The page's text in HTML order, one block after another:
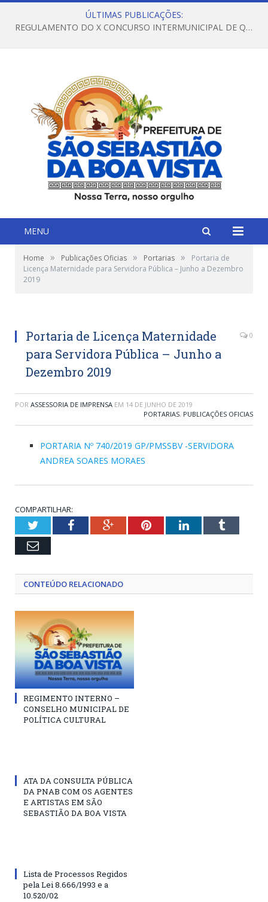
ÚLTIMAS PUBLICAÇÕES:
REGULAMENTO DO X CONCURSO INTERMUNICIPAL DE QUADRILHAS JUNINAS – 2026 – ARRAIÁ DA VENEZA
MENU
Home » Publicações Oficias » Portarias »
Portaria de
Licença Maternidade para Servidora Pública – Junho a Dezembro
2019
Portaria de Licença Maternidade
para Servidora Pública – Junho a
Dezembro 2019
0
POR ASSESSORIA DE IMPRENSA EM 14 DE JUNHO DE 2019
PORTARIAS, PUBLICAÇÕES OFICIAS
PORTARIA Nº 740/2019 GP/PMSSBV -SERVIDORA
ANDREA SOARES MORAES
COMPARTILHAR:
TwitterFacebookGoogle+PinterestLinkedInTumblr
Email
CONTEÚDO RELACIONADO
REGIMENTO INTERNO –
CONSELHO MUNICIPAL DE
POLÍTICA CULTURAL
ATA DA CONSULTA PÚBLICA
DA PNAB COM OS AGENTES
E ARTISTAS EM SÃO
SEBASTIÃO DA BOA VISTA
Lista de Processos Regidos
pela Lei 8.666/1993 e a
10.520/02